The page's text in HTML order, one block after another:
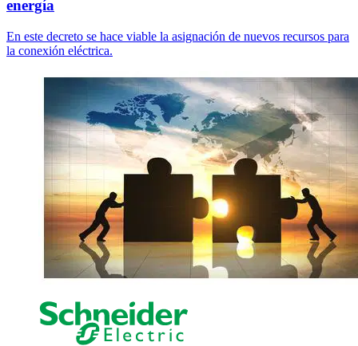
energía
En este decreto se hace viable la asignación de nuevos recursos para
la conexión eléctrica.